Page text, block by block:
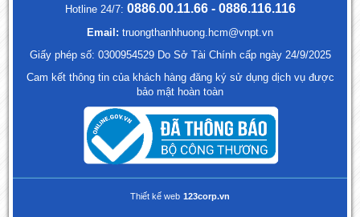
Hotline 24/7: 0886.00.11.66 - 0886.116.116
Email: truongthanhhuong.hcm@vnpt.vn
Giấy phép số: 0300954529 Do Sở Tài Chính cấp ngày 24/9/2025
Cam kết thông tin của khách hàng đăng ký sử dụng dịch vụ được
bảo mật hoàn toàn
Thiết kế web 123corp.vn